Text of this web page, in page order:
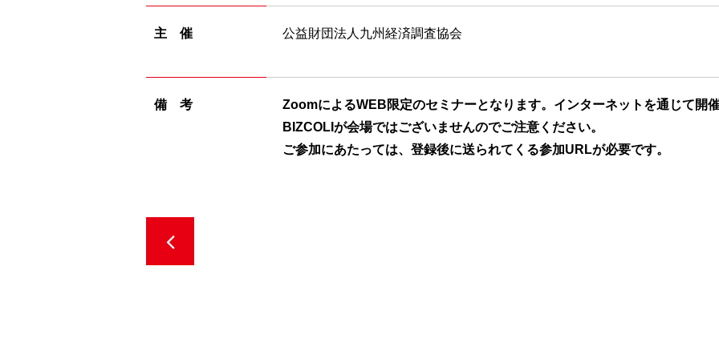
主 催 公益財団法人九州経済調査協会
備 考
ZoomによるWEB限定のセミナーとなります。インターネットを通じて開催
BIZCOLIが会場ではございませんのでご注意ください。
ご参加にあたっては、登録後に送られてくる参加URLが必要です。